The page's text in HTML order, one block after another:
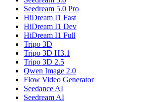
Seedream 5.0 Pro
HiDream I1 Fast
HiDream I1 Dev
HiDream I1 Full
Tripo 3D
Tripo 3D H3.1
Tripo 3D 2.5
Qwen Image 2.0
Flow Video Generator
Seedance AI
Seedream AI